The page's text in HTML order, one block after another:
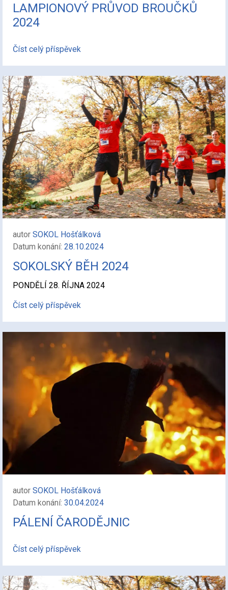
LAMPIONOVÝ PRŮVOD BROUČKŮ
2024
Číst celý příspěvek
autor SOKOL Hošťálková
Datum konání: 28.10.2024
SOKOLSKÝ BĚH 2024
PONDĚLÍ 28. ŘÍJNA 2024
Číst celý příspěvek
autor SOKOL Hošťálková
Datum konání: 30.04.2024
PÁLENÍ ČARODĚJNIC
Číst celý příspěvek